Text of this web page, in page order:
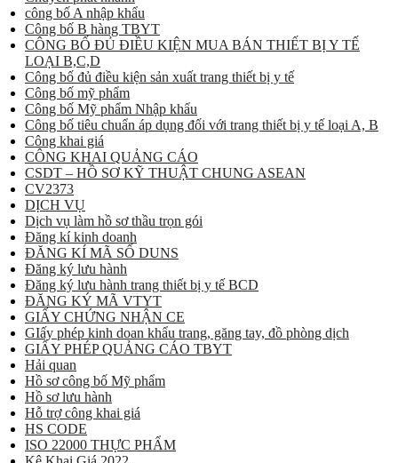
công bố A nhập khẩu
Công bố B hàng TBYT
CÔNG BỐ ĐỦ ĐIỀU KIỆN MUA BÁN THIẾT BỊ Y TẾ
LOẠI B,C,D
Công bố đủ điều kiện sản xuất trang thiết bị y tế
Công bố mỹ phẩm
Công bố Mỹ phẩm Nhập khẩu
Công bố tiêu chuẩn áp dụng đối với trang thiết bị y tế loại A, B
Công khai giá
CÔNG KHAI QUẢNG CÁO
CSDT – HỒ SƠ KỸ THUẬT CHUNG ASEAN
CV2373
DỊCH VỤ
Dịch vụ làm hồ sơ thầu trọn gói
Đăng kí kinh doanh
ĐĂNG KÍ MÃ SỐ DUNS
Đăng ký lưu hành
Đăng ký lưu hành trang thiết bị y tế BCD
ĐĂNG KÝ MÃ VTYT
GIẤY CHỨNG NHẬN CE
GIấy phép kinh doan khẩu trang, găng tay, đồ phòng dịch
GIẤY PHÉP QUẢNG CÁO TBYT
Hải quan
Hồ sơ công bố Mỹ phẩm
Hồ sơ lưu hành
Hỗ trợ công khai giá
HS CODE
ISO 22000 THỰC PHẨM